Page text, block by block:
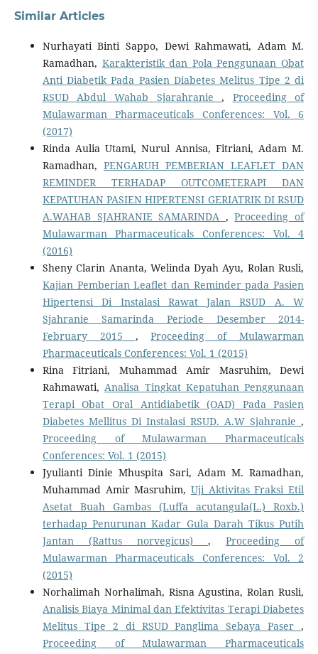
Similar Articles
Nurhayati Binti Sappo, Dewi Rahmawati, Adam M.
Ramadhan, Karakteristik dan Pola Penggunaan Obat
Anti Diabetik Pada Pasien Diabetes Melitus Tipe 2 di
RSUD Abdul Wahab Sjarahranie, Proceeding of
Mulawarman Pharmaceuticals Conferences: Vol. 6
(2017)
Rinda Aulia Utami, Nurul Annisa, Fitriani, Adam M.
Ramadhan, PENGARUH PEMBERIAN LEAFLET DAN
REMINDER TERHADAP OUTCOMETERAPI DAN
KEPATUHAN PASIEN HIPERTENSI GERIATRIK DI RSUD
A.WAHAB SJAHRANIE SAMARINDA ,Proceeding of
Mulawarman Pharmaceuticals Conferences: Vol. 4
(2016)
Sheny Clarin Ananta, Welinda Dyah Ayu, Rolan Rusli,
Kajian Pemberian Leaflet dan Reminder pada Pasien
Hipertensi Di Instalasi Rawat Jalan RSUD A. W
Sjahranie Samarinda Periode Desember 2014-
February 2015 ,Proceeding of Mulawarman
Pharmaceuticals Conferences: Vol. 1 (2015)
Rina Fitriani, Muhammad Amir Masruhim, Dewi
Rahmawati,Analisa Tingkat Kepatuhan Penggunaan
Terapi Obat Oral Antidiabetik (OAD) Pada Pasien
Diabetes Mellitus Di Instalasi RSUD. A.W Sjahranie,
Proceeding of Mulawarman Pharmaceuticals
Conferences: Vol. 1 (2015)
Jyulianti Dinie Mhuspita Sari, Adam M. Ramadhan,
Muhammad Amir Masruhim, Uji Aktivitas Fraksi Etil
Asetat Buah Gambas (Luffa acutangula(L.) Roxb.)
terhadap Penurunan Kadar Gula Darah Tikus Putih
Jantan (Rattus norvegicus),Proceeding of
Mulawarman Pharmaceuticals Conferences: Vol. 2
(2015)
Norhalimah Norhalimah, Risna Agustina, Rolan Rusli,
Analisis Biaya Minimal dan Efektivitas Terapi Diabetes
Melitus Tipe 2 di RSUD Panglima Sebaya Paser,
Proceeding of Mulawarman Pharmaceuticals